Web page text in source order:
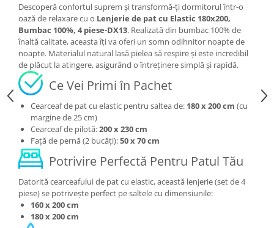
Descoperă confortul suprem și transformă-ți dormitorul într-o
oază de relaxare cu o Lenjerie de pat cu Elastic 180x200,
Bumbac 100%, 4 piese-DX13. Realizată din bumbac 100% de
înaltă calitate, aceasta îți va oferi un somn odihnitor noapte de
noapte. Materialul natural lasă pielea să respire și este incredibil
de plăcut la atingere, asigurând o întreținere simplă și rapidă.
Ce Vei Primi în Pachet
Cearceaf de pat cu elastic pentru saltea de: 180 x 200 cm (cu
margine de 25 cm)
Cearceaf de pilotă:200 x 230 cm
Față de pernă (2 bucăți):50 x 70 cm
Potrivire Perfectă Pentru Patul Tău
Datorită cearceafului de pat cu elastic, această lenjerie (set de 4
piese) se potrivește perfect pe saltele cu dimensiunile:
160 x 200 cm
180 x 200 cm